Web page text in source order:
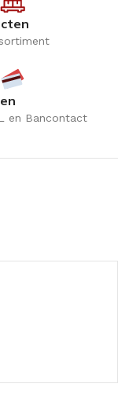
en Bancontact